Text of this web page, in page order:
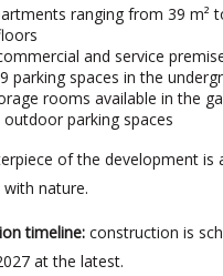
ranging from 39 m²
and service
parking spaces in the
rooms available in the
outdoor parking spaces
of the development
nature.
timeline: construction is
at the latest.